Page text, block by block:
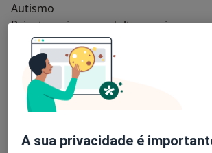
Autismo
Psicoterapia com adultos e crianças
Perturbações do Desenvolvimento
Principais doenças tratadas
Agorafobia
Transtorno Obsessivo-
Transtornos Cognitivos
+25a11y_sr_more_diseases
A sua privacidade é